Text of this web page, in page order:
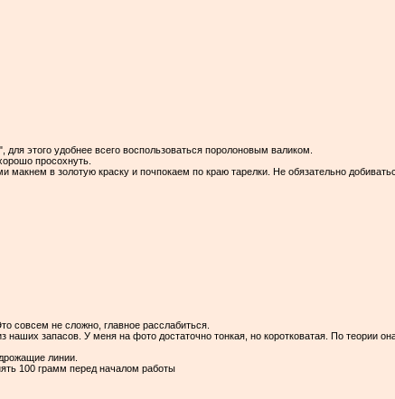
этого удобнее всего воспользоваться поролоновым валиком.
просохнуть.
в золотую краску и почпокаем по краю тарелки. Не обязательно
совсем не сложно, главное расслабиться.
запасов. У меня на фото достаточно тонкая, но коротковатая. По теории
линии.
100 грамм перед началом работы